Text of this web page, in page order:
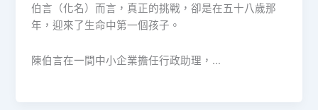
伯言（化名）而言，真正的挑戰，卻是在五十八歲那
年，迎來了生命中第一個孩子。
陳伯言在一間中小企業擔任行政助理，…